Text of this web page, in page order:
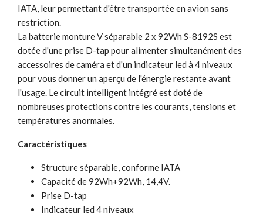
IATA, leur permettant d'être transportée en avion sans
restriction.
La batterie monture V séparable 2 x 92Wh S-8192S est
dotée d'une prise D-tap pour alimenter simultanément des
accessoires de caméra et d'un indicateur led à 4 niveaux
pour vous donner un aperçu de l'énergie restante avant
l'usage. Le circuit intelligent intégré est doté de
nombreuses protections contre les courants, tensions et
températures anormales.
Caractéristiques
Structure séparable, conforme IATA
Capacité de 92Wh+92Wh, 14,4V.
Prise D-tap
Indicateur led 4 niveaux